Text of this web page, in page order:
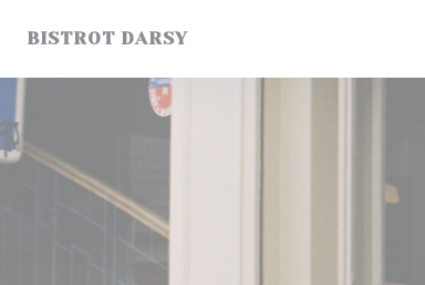
BISTROT DARSY